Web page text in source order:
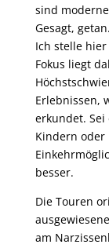
sind
Gesagt, getan.
Ich stelle
Fokus liegt
Erlebnissen,
erkundet.
Kindern oder
besser.
Die Touren
am